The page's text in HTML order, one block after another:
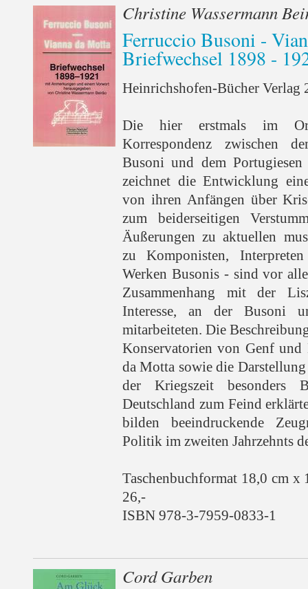
Christine Wassermann
Ferruccio Busoni -
Briefwechsel 1898 -
Heinrichshofen-Bücher Verlag
Die hier erstmals im
Korrespondenz zwischen
Busoni und dem
zeichnet die Entwicklung
von ihren Anfängen über
zum beiderseitigen
Äußerungen zu aktuellen
zu Komponisten,
Werken Busonis - sind vor
Zusammenhang mit der
Interesse, an der Busoni
mitarbeiteten. Die
Konservatorien von Genf und
da Motta sowie die
der Kriegszeit
Deutschland zum Feind
bilden beeindruckende
Politik im zweiten Jahrzehnts
Taschenbuchformat 18,0 cm
26,-
ISBN 978-3-7959-0833-1
Cord Garben